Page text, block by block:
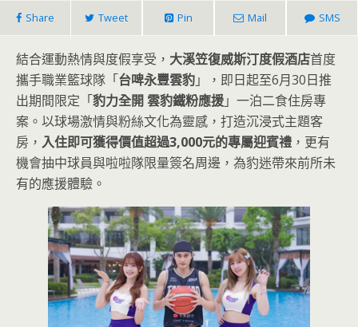
Share Tweet Pin Mail SMS
結合運動熱情與度假享受， 大溪笠復威斯汀度假酒店首度
攜手職業籃球隊「台啤永豐雲豹」，即日起至6月30日推
出期間限定「豹力全開 雲豹鐵粉應援」一泊二食住房專
案。以球場激情與粉絲文化為靈感，打造沉浸式主題客
房， 入住即可獲得價值超過3,000元的專屬迎賓禮 ，更有
機會抽中球員與啦啦隊限量簽名周邊，為豹迷帶來前所未
有的應援體驗。